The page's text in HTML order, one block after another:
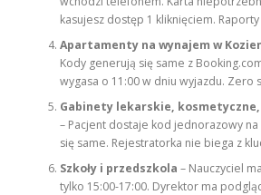
kasujesz dostęp 1 kliknięciem.
Apartamenty na wynajem w
Kody generują się same z
wygasa o 11:00 w dniu wyjazdu. Zero
Gabinety lekarskie,
– Pacjent dostaje kod jednorazowy na
się same. Rejestratorka nie biega z
Szkoły i przedszkola – Nauczyciel
tylko 15:00-17:00. Dyrektor ma